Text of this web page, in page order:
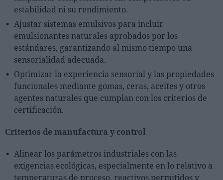
estabilidad ni su rendimiento.
Ajustar sistemas emulsivos para incluir
emulsionantes naturales aprobados por los
estándares, garantizando al mismo tiempo una
sensorialidad adecuada.
Optimizar la experiencia sensorial y las propiedades
funcionales mediante gomas, ceras, aceites y otros
agentes naturales que cumplan con los criterios de
certificación.
Criterios de manufactura y control
Alinear los parámetros industriales con las
exigencias ecológicas, especialmente en lo relativo a
temperaturas de proceso, reactivos permitidos y